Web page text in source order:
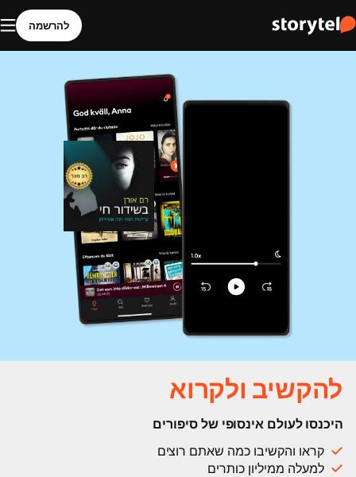
להרשמה
להקשיב ולקרוא
היכנסו לעולם אינסופי של סיפורים
קראו והקשיבו כמה שאתם רוצים
למעלה ממיליון כותרים